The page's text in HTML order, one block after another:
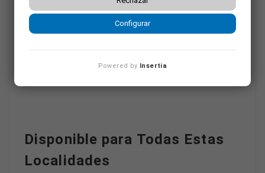
Solicita
información
aquí
Disponible para Todas Estas
Localidades
Configurar
Powered by Insertia